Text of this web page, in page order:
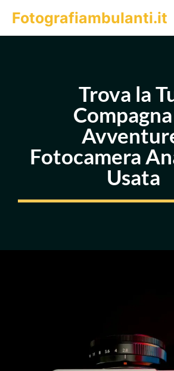
Fotografiambulanti.it
Trova la
Fotocamera
Usata